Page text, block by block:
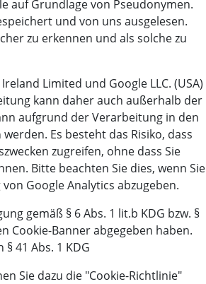
auf Grundlage von Pseudonymen.
und von uns ausgelesen.
zu erkennen und als solche zu
Limited und Google LLC. (USA)
kann daher auch außerhalb der
aufgrund der Verarbeitung in den
Es besteht das Risiko, dass
zugreifen, ohne dass Sie
Bitte beachten Sie dies, wenn Sie
Google Analytics abzugeben.
gemäß § 6 Abs. 1 lit.b KDG bzw. §
Cookie-Banner abgegeben haben.
41 Abs. 1 KDG
Sie dazu die "Cookie-Richtlinie"